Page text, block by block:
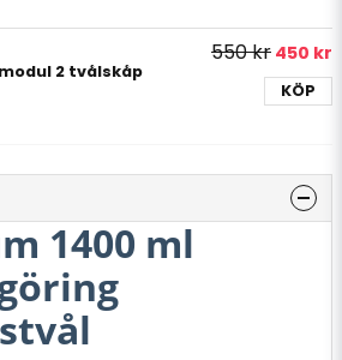
2 tvålskåp
550 kr 450 kr
KÖP
1400 ml